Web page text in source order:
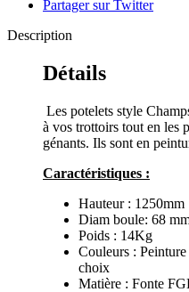
Partager sur Twitter
Description
Détails
Les potelets style
à vos trottoirs tout en les
génants. Ils sont en
Caractéristiques :
Hauteur : 1250mm
Diam boule: 68
Poids : 14Kg
Couleurs :
choix
Matière : Fonte